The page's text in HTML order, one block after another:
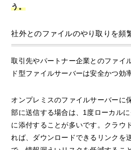
う。
社外とのファイルのやり取りを頻
取引先やパートナー企業とのファイ
ド型ファイルサーバーは安全かつ効
オンプレミスのファイルサーバーに
部に送信する場合は、1度ローカル
に添付することが多いです。クラウ
れば、ダウンロードできるリンクを